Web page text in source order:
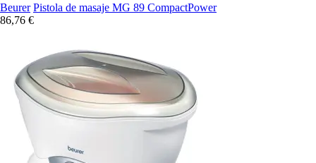
Beurer Pistola de masaje MG 89 CompactPower
86,76 €